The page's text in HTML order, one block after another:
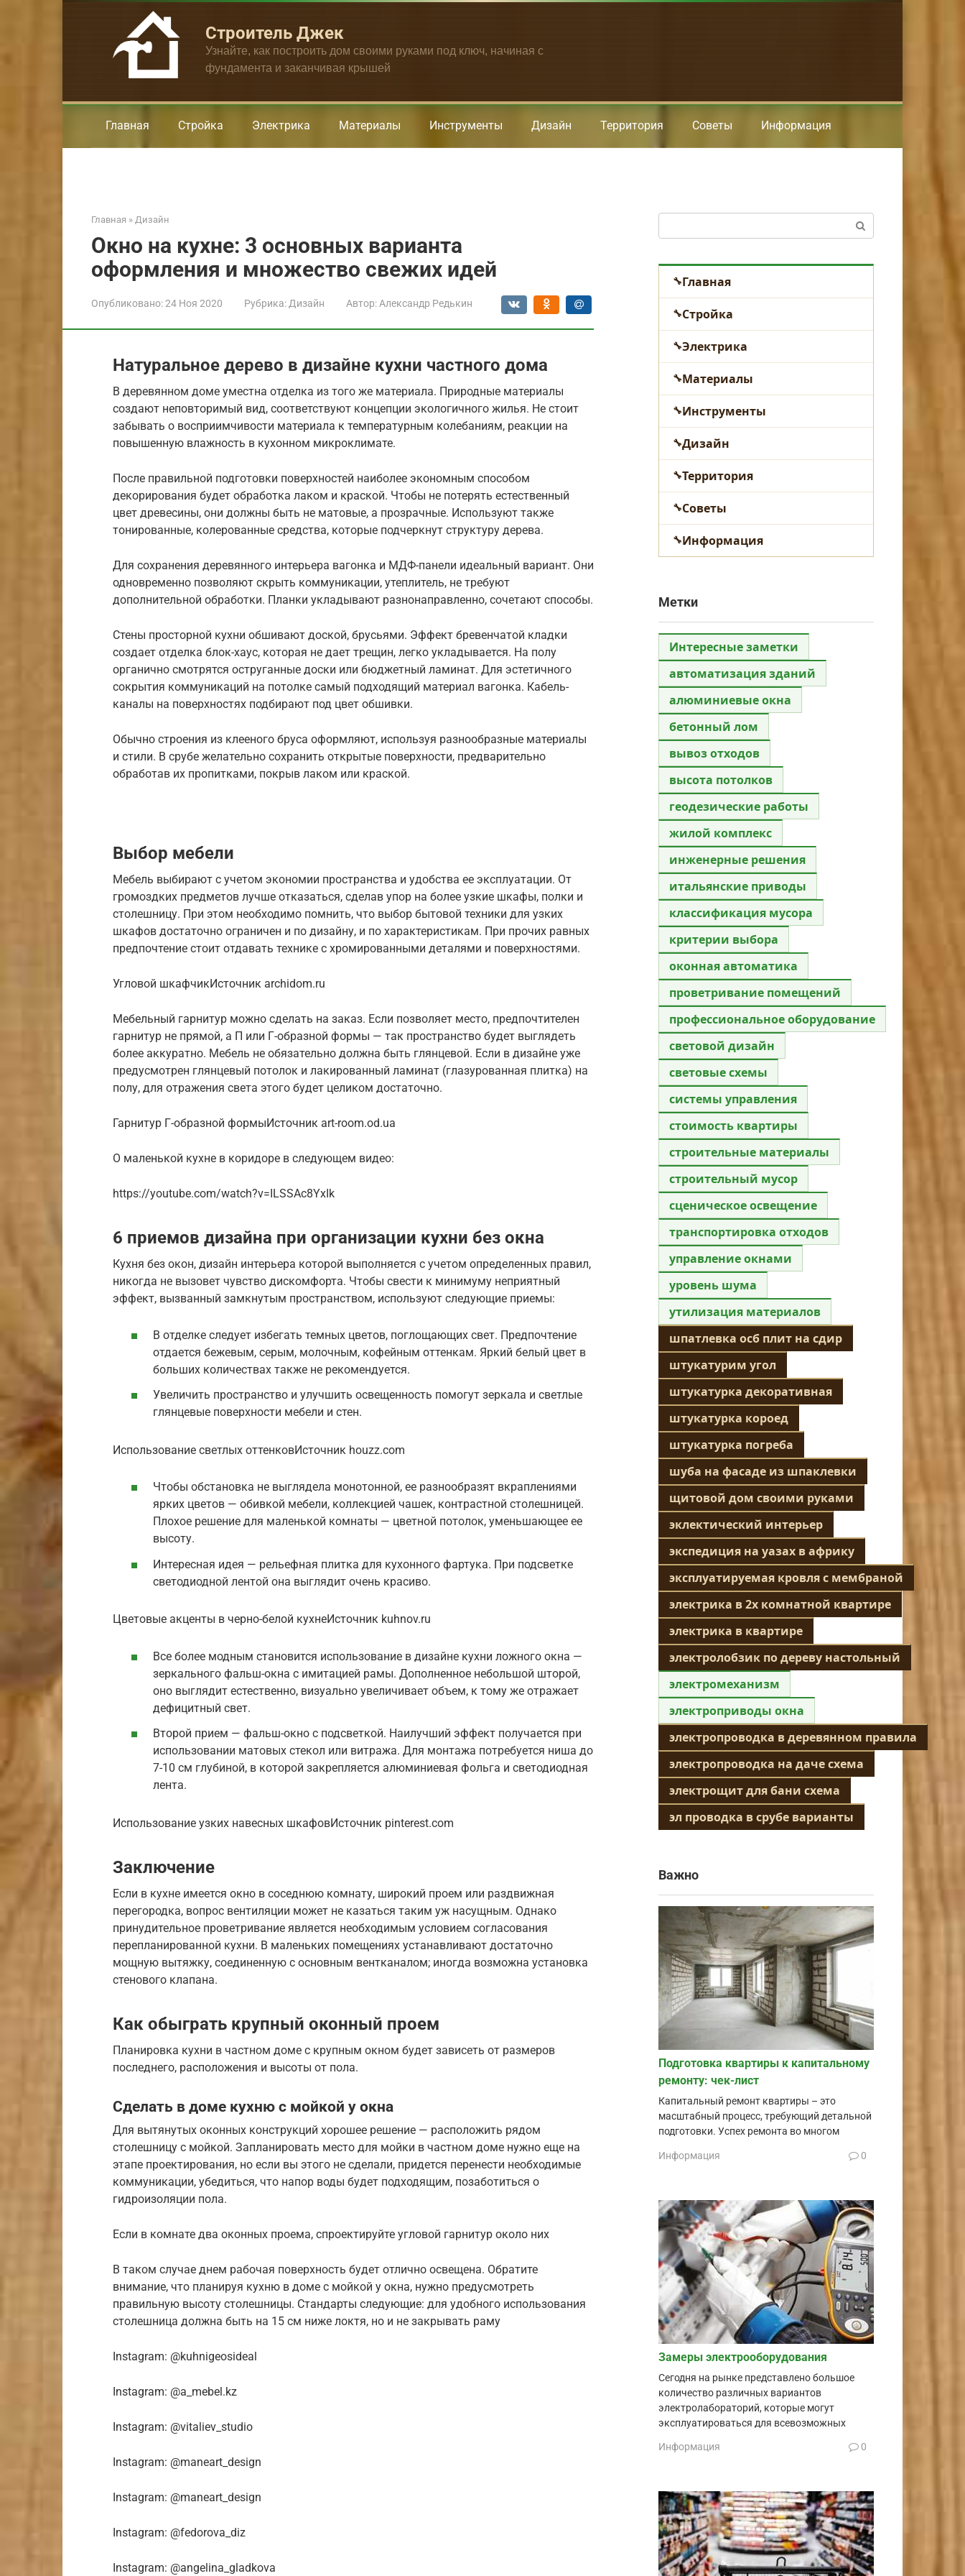
Строитель Джек
Узнайте, как построить дом своими руками под ключ, начиная с
фундамента и заканчивая крышей
Главная Стройка Электрика Материалы Инструменты Дизайн Территория Советы Информация
Главная » Дизайн
Окно на кухне: 3 основных варианта
оформления и множество свежих идей
Опубликовано:24 Ноя 2020 Рубрика: Дизайн Автор: Александр Редькин
Натуральное дерево в дизайне кухни частного дома
В деревянном доме уместна отделка из того же материала. Природные материалы
создают неповторимый вид, соответствуют концепции экологичного жилья. Не стоит
забывать о восприимчивости материала к температурным колебаниям, реакции на
повышенную влажность в кухонном микроклимате.
После правильной подготовки поверхностей наиболее экономным способом
декорирования будет обработка лаком и краской. Чтобы не потерять естественный
цвет древесины, они должны быть не матовые, а прозрачные. Используют также
тонированные, колерованные средства, которые подчеркнут структуру дерева.
Для сохранения деревянного интерьера вагонка и МДФ-панели идеальный вариант. Они
одновременно позволяют скрыть коммуникации, утеплитель, не требуют
дополнительной обработки. Планки укладывают разнонаправленно, сочетают способы.
Стены просторной кухни обшивают доской, брусьями. Эффект бревенчатой кладки
создает отделка блок-хаус, которая не дает трещин, легко укладывается. На полу
органично смотрятся оструганные доски или бюджетный ламинат. Для эстетичного
сокрытия коммуникаций на потолке самый подходящий материал вагонка. Кабель-
каналы на поверхностях подбирают под цвет обшивки.
Обычно строения из клееного бруса оформляют, используя разнообразные материалы
и стили. В срубе желательно сохранить открытые поверхности, предварительно
обработав их пропитками, покрыв лаком или краской.
Выбор мебели
Мебель выбирают с учетом экономии пространства и удобства ее эксплуатации. От
громоздких предметов лучше отказаться, сделав упор на более узкие шкафы, полки и
столешницу. При этом необходимо помнить, что выбор бытовой техники для узких
шкафов достаточно ограничен и по дизайну, и по характеристикам. При прочих равных
предпочтение стоит отдавать технике с хромированными деталями и поверхностями.
Угловой шкафчикИсточник archidom.ru
Мебельный гарнитур можно сделать на заказ. Если позволяет место, предпочтителен
гарнитур не прямой, а П или Г-образной формы — так пространство будет выглядеть
более аккуратно. Мебель не обязательно должна быть глянцевой. Если в дизайне уже
предусмотрен глянцевый потолок и лакированный ламинат (глазурованная плитка) на
полу, для отражения света этого будет целиком достаточно.
Гарнитур Г-образной формыИсточник art-room.od.ua
О маленькой кухне в коридоре в следующем видео:
https://youtube.com/watch?v=ILSSAc8YxIk
6 приемов дизайна при организации кухни без окна
Кухня без окон, дизайн интерьера которой выполняется с учетом определенных правил,
никогда не вызовет чувство дискомфорта. Чтобы свести к минимуму неприятный
эффект, вызванный замкнутым пространством, используют следующие приемы:
В отделке следует избегать темных цветов, поглощающих свет. Предпочтение
отдается бежевым, серым, молочным, кофейным оттенкам. Яркий белый цвет в
больших количествах также не рекомендуется.
Увеличить пространство и улучшить освещенность помогут зеркала и светлые
глянцевые поверхности мебели и стен.
Использование светлых оттенковИсточник houzz.com
Чтобы обстановка не выглядела монотонной, ее разнообразят вкраплениями
ярких цветов — обивкой мебели, коллекцией чашек, контрастной столешницей.
Плохое решение для маленькой комнаты — цветной потолок, уменьшающее ее
высоту.
Интересная идея — рельефная плитка для кухонного фартука. При подсветке
светодиодной лентой она выглядит очень красиво.
Цветовые акценты в черно-белой кухнеИсточник kuhnov.ru
Все более модным становится использование в дизайне кухни ложного окна —
зеркального фальш-окна с имитацией рамы. Дополненное небольшой шторой,
оно выглядит естественно, визуально увеличивает объем, к тому же отражает
дефицитный свет.
Второй прием — фальш-окно с подсветкой. Наилучший эффект получается при
использовании матовых стекол или витража. Для монтажа потребуется ниша до
7-10 см глубиной, в которой закрепляется алюминиевая фольга и светодиодная
лента.
Использование узких навесных шкафовИсточник pinterest.com
Заключение
Если в кухне имеется окно в соседнюю комнату, широкий проем или раздвижная
перегородка, вопрос вентиляции может не казаться таким уж насущным. Однако
принудительное проветривание является необходимым условием согласования
перепланированной кухни. В маленьких помещениях устанавливают достаточно
мощную вытяжку, соединенную с основным вентканалом; иногда возможна установка
стенового клапана.
Как обыграть крупный оконный проем
Планировка кухни в частном доме с крупным окном будет зависеть от размеров
последнего, расположения и высоты от пола.
Сделать в доме кухню с мойкой у окна
Для вытянутых оконных конструкций хорошее решение — расположить рядом
столешницу с мойкой. Запланировать место для мойки в частном доме нужно еще на
этапе проектирования, но если вы этого не сделали, придется перенести необходимые
коммуникации, убедиться, что напор воды будет подходящим, позаботиться о
гидроизоляции пола.
Если в комнате два оконных проема, спроектируйте угловой гарнитур около них
В таком случае днем рабочая поверхность будет отлично освещена. Обратите
внимание, что планируя кухню в доме с мойкой у окна, нужно предусмотреть
правильную высоту столешницы. Стандарты следующие: для удобного использования
столешница должна быть на 15 см ниже локтя, но и не закрывать раму
Instagram: @kuhnigeosideal
Instagram: @a_mebel.kz
Instagram: @vitaliev_studio
Instagram: @maneart_design
Instagram: @maneart_design
Instagram: @fedorova_diz
Instagram: @angelina_gladkova
Главная
Стройка
Электрика
Материалы
Инструменты
Дизайн
Территория
Советы
Информация
Метки
Интересные заметки
автоматизация зданий
алюминиевые окна
бетонный лом
вывоз отходов
высота потолков
геодезические работы
жилой комплекс
инженерные решения
итальянские приводы
классификация мусора
критерии выбора
оконная автоматика
проветривание помещений
профессиональное оборудование
световой дизайн
световые схемы
системы управления
стоимость квартиры
строительные материалы
строительный мусор
сценическое освещение
транспортировка отходов
управление окнами
уровень шума
утилизация материалов
шпатлевка осб плит на сдир
штукатурим угол
штукатурка декоративная
штукатурка короед
штукатурка погреба
шуба на фасаде из шпаклевки
щитовой дом своими руками
эклектический интерьер
экспедиция на уазах в африку
эксплуатируемая кровля с мембраной
электрика в 2х комнатной квартире
электрика в квартире
электролобзик по дереву настольный
электромеханизм
электроприводы окна
электропроводка в деревянном правила
электропроводка на даче схема
электрощит для бани схема
эл проводка в срубе варианты
Важно
Подготовка квартиры к капитальному
ремонту: чек-лист
Капитальный ремонт квартиры – это
масштабный процесс, требующий детальной
подготовки. Успех ремонта во многом
Информация 0
Замеры электрооборудования
Сегодня на рынке представлено большое
количество различных вариантов
электролабораторий, которые могут
эксплуатироваться для всевозможных
Информация 0